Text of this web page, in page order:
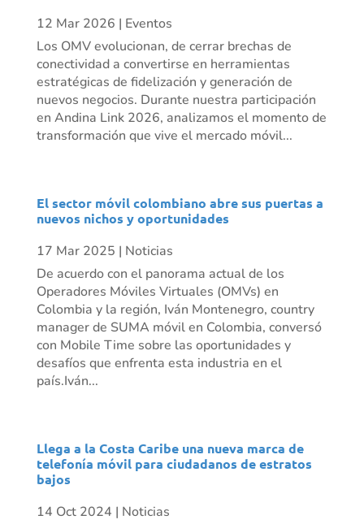
12 Mar 2026 | Eventos
Los OMV evolucionan, de cerrar brechas de
conectividad a convertirse en herramientas
estratégicas de fidelización y generación de
nuevos negocios. Durante nuestra participación
en Andina Link 2026, analizamos el momento de
transformación que vive el mercado móvil...
El sector móvil colombiano abre sus puertas a
nuevos nichos y oportunidades
17 Mar 2025 | Noticias
De acuerdo con el panorama actual de los
Operadores Móviles Virtuales (OMVs) en
Colombia y la región, Iván Montenegro, country
manager de SUMA móvil en Colombia, conversó
con Mobile Time sobre las oportunidades y
desafíos que enfrenta esta industria en el
país.Iván...
Llega a la Costa Caribe una nueva marca de
telefonía móvil para ciudadanos de estratos
bajos
14 Oct 2024 | Noticias